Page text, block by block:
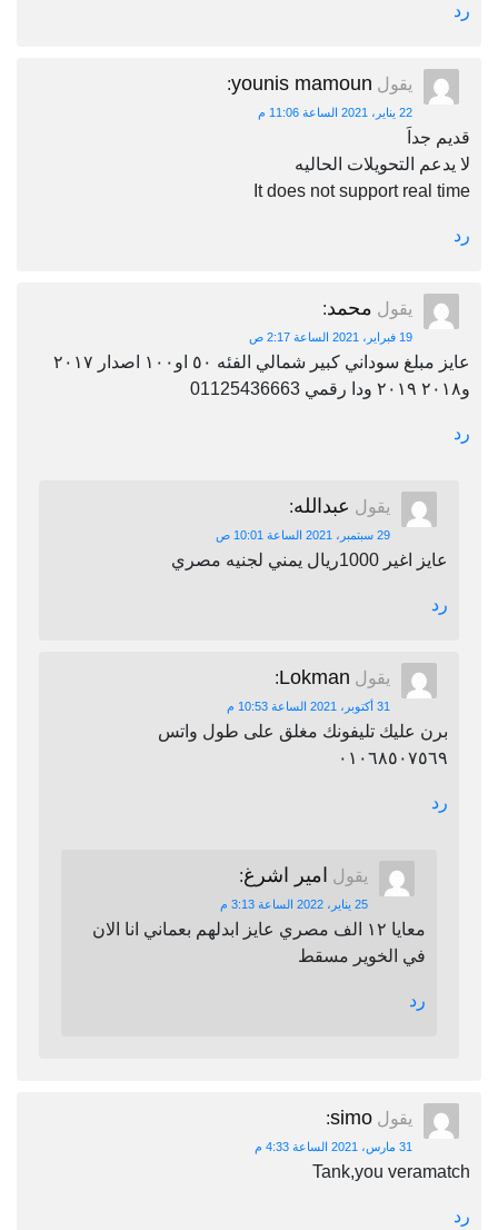
رد
يقول younis mamoun
:
22 يناير، 2021 الساعة 11:06 م
قديم جداَ
لا يدعم التحويلات الحاليه
It does not support real time
رد
يقول محمد:
19 فبراير، 2021 الساعة 2:17 ص
عايز مبلغ سوداني كبير شمالي الفئه ٥٠ او١٠٠ اصدار ٢٠١٧
و٢٠١٨ ٢٠١٩ ودا رقمي 01125436663
رد
يقول عبدالله:
29 سبتمبر، 2021 الساعة 10:01 ص
عايز اغير 1000ريال يمني لجنيه مصري
رد
يقول Lokman
:
31 أكتوبر، 2021 الساعة 10:53 م
برن عليك تليفونك مغلق على طول واتس
٠١٠٦٨٥٠٧٥٦٩
رد
يقول امير اشرغ:
25 يناير، 2022 الساعة 3:13 م
معايا ١٢ الف مصري عايز ابدلهم بعماني انا الان
في الخوير مسقط
رد
يقول simo
:
31 مارس، 2021 الساعة 4:33 م
Tank,you veramatch
رد